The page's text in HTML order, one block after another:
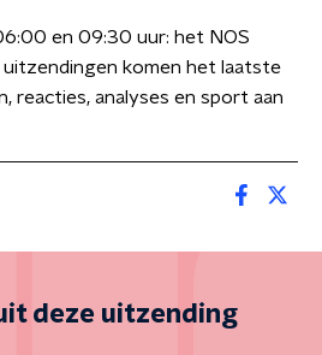
en 09:30 uur: het NOS
uitzendingen komen het laatste
reacties, analyses en sport aan
deze uitzending